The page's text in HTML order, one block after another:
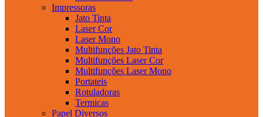
Impressoras
Jato Tinta
Laser Cor
Laser Mono
Multifunções Jato Tinta
Multifunções Laser Cor
Multifunções Laser Mono
Portateis
Rotuladoras
Termicas
Papel Diversos